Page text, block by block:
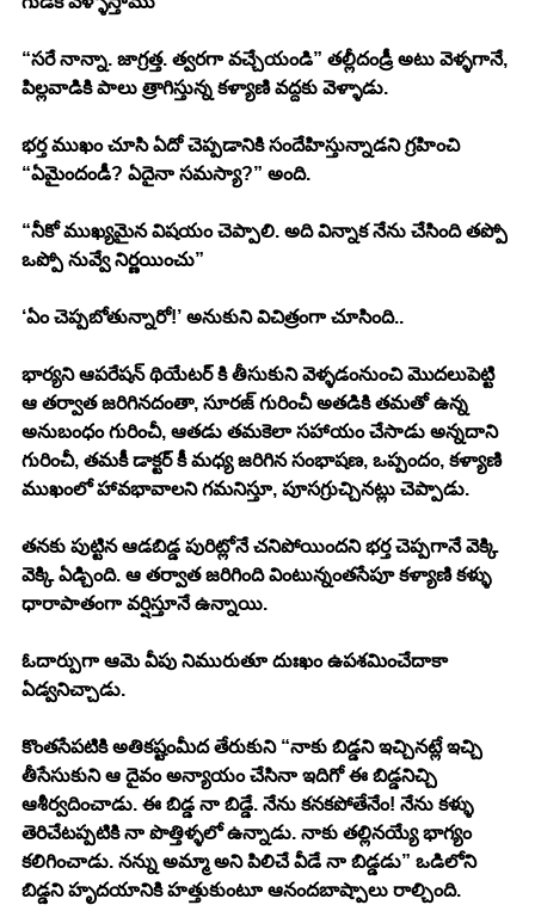
“సరే నాన్నా. జాగ్రత్త. త్వరగా వచ్చేయండి” తల్లీదండ్రీ అటు వెళ్ళగానే,
పిల్లవాడికి పాలు త్రాగిస్తున్న కళ్యాణి వద్దకు వెళ్ళాడు.
భర్త ముఖం చూసి ఏదో చెప్పడానికి సందేహిస్తున్నాడని గ్రహించి
“ఏమైందండీ? ఏదైనా సమస్యా?” అంది.
“నీకో ముఖ్యమైన విషయం చెప్పాలి. అది విన్నాక నేను చేసింది తప్పో
ఒప్పో నువ్వే నిర్ణయించు”
‘ఏం చెప్పబోతున్నారో!’ అనుకుని విచిత్రంగా చూసింది..
భార్యని ఆపరేషన్ థియేటర్ కి తీసుకుని వెళ్ళడంనుంచి మొదలుపెట్టి
ఆ తర్వాత జరిగినదంతా, సూరజ్ గురించీ అతడికి తమతో ఉన్న
అనుబంధం గురించీ, ఆతడు తమకెలా సహాయం చేసాడు అన్నదాని
గురించీ, తమకీ డాక్టర్ కీ మధ్య జరిగిన సంభాషణ, ఒప్పందం, కళ్యాణి
ముఖంలో హావభావాలని గమనిస్తూ, పూసగ్రుచ్చినట్లు చెప్పాడు.
తనకు పుట్టిన ఆడబిడ్డ పురిట్లోనే చనిపోయిందని భర్త చెప్పగానే వెక్కి
వెక్కి ఏడ్చింది. ఆ తర్వాత జరిగింది వింటున్నంతసేపూ కళ్యాణి కళ్ళు
ధారాపాతంగా వర్షిస్తూనే ఉన్నాయి.
ఓదార్పుగా ఆమె వీపు నిమురుతూ దుఃఖం ఉపశమించేదాకా
ఏడ్వనిచ్చాడు.
కొంతసేపటికి అతికష్టంమీద తేరుకుని “నాకు బిడ్డని ఇచ్చినట్లే ఇచ్చి
తీసేసుకుని ఆ దైవం అన్యాయం చేసినా ఇదిగో ఈ బిడ్డనిచ్చి
ఆశీర్వదించాడు. ఈ బిడ్డ నా బిడ్డే. నేను కనకపోతేనేం! నేను కళ్ళు
తెరిచేటప్పటికి నా పొత్తిళ్ళలో ఉన్నాడు. నాకు తల్లినయ్యే భాగ్యం
కలిగించాడు. నన్ను అమ్మా అని పిలిచే వీడే నా బిడ్డడు” ఒడిలోని
బిడ్డని హృదయానికి హత్తుకుంటూ ఆనందబాష్పాలు రాల్చింది.